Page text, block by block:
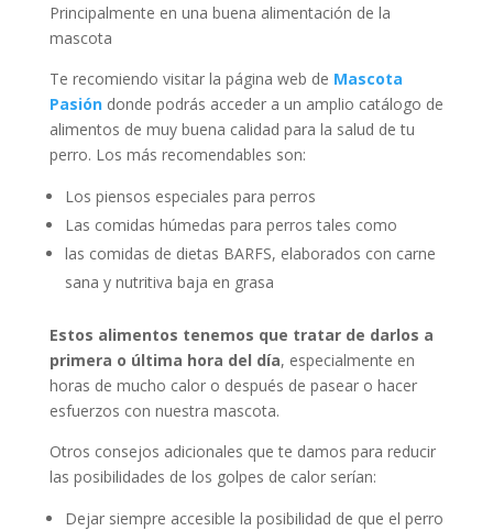
Principalmente en una buena alimentación de la
mascota
Te recomiendo visitar la página web de Mascota
Pasióndonde podrás acceder a un amplio catálogo de
alimentos de muy buena calidad para la salud de tu
perro. Los más recomendables son:
Los piensos especiales para perros
Las comidas húmedas para perros tales como
las comidas de dietas BARFS, elaborados con carne
sana y nutritiva baja en grasa
Estos alimentos tenemos que tratar de darlos a
primera o última hora del día, especialmente en
horas de mucho calor o después de pasear o hacer
esfuerzos con nuestra mascota.
Otros consejos adicionales que te damos para reducir
las posibilidades de los golpes de calor serían:
Dejar siempre accesible la posibilidad de que el perro